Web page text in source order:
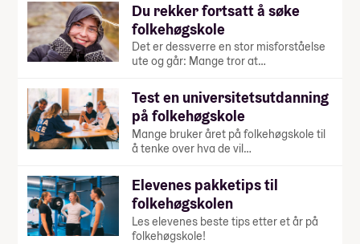
Du rekker fortsatt å søke
folkehøgskole
Det er dessverre en stor misforståelse
ute og går: Mange tror at…
Test en universitetsutdanning
på folkehøgskole
Mange bruker året på folkehøgskole til
å tenke over hva de vil…
Elevenes pakketips til
folkehøgskolen
Les elevenes beste tips etter et år på
folkehøgskole!